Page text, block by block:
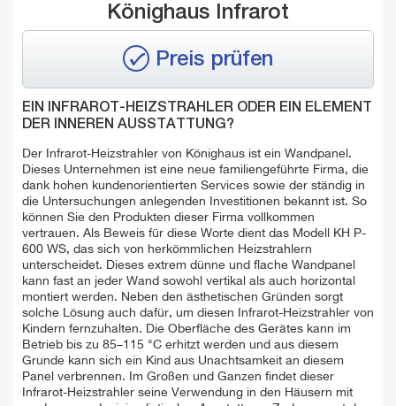
Könighaus Infrarot
Preis prüfen
EIN INFRAROT-HEIZSTRAHLER ODER EIN ELEMENT
DER INNEREN AUSSTATTUNG?
Der Infrarot-Heizstrahler von Könighaus ist ein Wandpanel.
Dieses Unternehmen ist eine neue familiengeführte Firma, die
dank hohen kundenorientierten Services sowie der ständig in
die Untersuchungen anlegenden Investitionen bekannt ist. So
können Sie den Produkten dieser Firma vollkommen
vertrauen. Als Beweis für diese Worte dient das Modell KH P-
600 WS, das sich von herkömmlichen Heizstrahlern
unterscheidet. Dieses extrem dünne und flache Wandpanel
kann fast an jeder Wand sowohl vertikal als auch horizontal
montiert werden. Neben den ästhetischen Gründen sorgt
solche Lösung auch dafür, um diesen Infrarot-Heizstrahler von
Kindern fernzuhalten. Die Oberfläche des Gerätes kann im
Betrieb bis zu 85–115 °C erhitzt werden und aus diesem
Grunde kann sich ein Kind aus Unachtsamkeit an diesem
Panel verbrennen. Im Großen und Ganzen findet dieser
Infrarot-Heizstrahler seine Verwendung in den Häusern mit